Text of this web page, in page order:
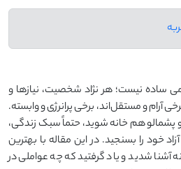
ساده نیست؛ هر نژاد شخصیت، نیازها و
آرام و مستقل‌اند، برخی پرانرژی و وابسته.
پشمالو هم ‌خانه شوید، حتماً سبک زندگی،
خود را بسنجید. در این مقاله با بهترین
آشنا شدید و یاد گرفتید که چه عواملی در